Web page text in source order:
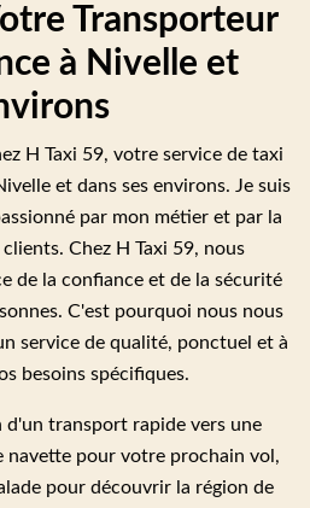
Transporteur
à Nivelle et
H Taxi 59, votre service de taxi
et dans ses environs. Je suis
par mon métier et par la
Chez H Taxi 59, nous
de la confiance et de la sécurité
C'est pourquoi nous nous
service de qualité, ponctuel et à
besoins spécifiques.
d'un transport rapide vers une
navette pour votre prochain vol,
pour découvrir la région de